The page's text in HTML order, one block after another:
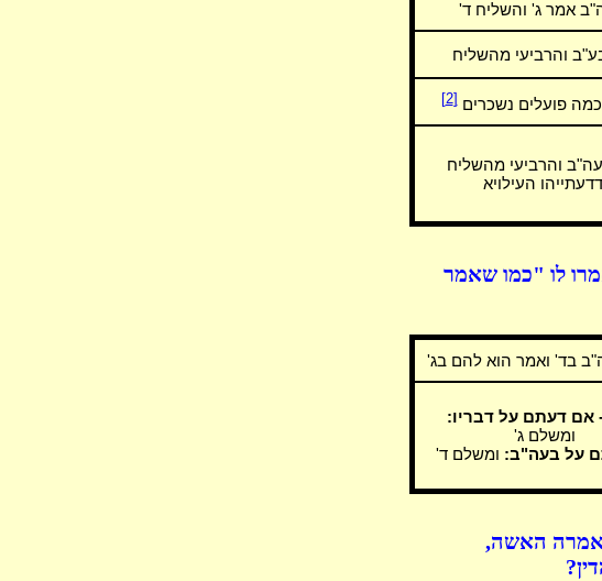
אמר ג' והשליח ד'
והרביעי מהשליח
פועלים נשכרים[2]
והרביעי מהשליח
דדעתייהו העילויא
לו "כמו שאמר
בד' ואמר הוא להם בג'
אם דעתם על דבריו:
ומשלם ג'
על בעה"ב: ומשלם ד'
האשה,